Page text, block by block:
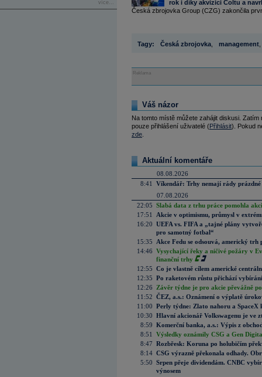
více...
rok i díky akvizici Coltu a
Česká zbrojovka Group (CZG) zakončila
Tagy: Česká zbrojovka management
Reklama
Váš názor
Na tomto místě můžete zahájit diskusi.
pouze přihlášení uživatelé (Přihlásit). Pokud
zde
Aktuální komentáře
08.08.2026
8:41
Víkendář: Trhy nemají rády prázdné
07.08.2026
22:05 Slabá data z trhu práce pomohla
17:51
Akcie v optimismu, průmysl v
16:20 UEFA vs. FIFA a „tajné plány
pro samotný fotbal“
15:35
Akce Fedu se odsouvá, americký
14:46 Vysychající řeky a ničivé požáry v
finanční trhy
12:55 Co je vlastně cílem americké
12:35 Po raketovém růstu přichází
12:26
Závěr týdne je pro akcie převážně
11:52 ČEZ, a.s.: Oznámení o výplatě
11:00 Perly týdne: Zlato nahoru a SpaceX
10:30 Hlavní akcionář Volkswagenu je ve
8:59 Komerční banka, a.s.: Výpis z
8:51
Výsledky oznámily CSG a Gen
8:47 Rozbřesk: Koruna po holubičím
8:14 CSG výrazně překonala odhady.
5:50 Srpen přeje dividendám. CNBC
výnosem